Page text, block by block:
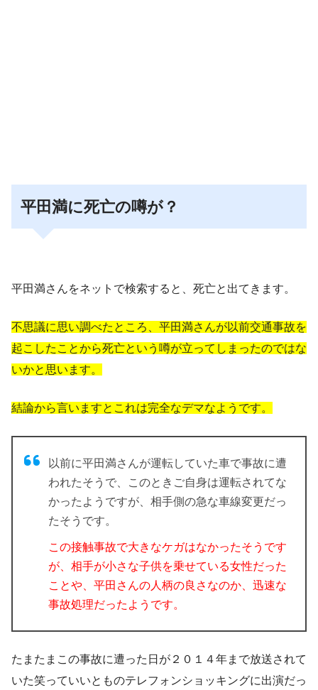
平田満に死亡の噂が？
平田満さんをネットで検索すると、死亡と出てきます。
不思議に思い調べたところ、平田満さんが以前交通事故を
起こしたことから死亡という噂が立ってしまったのではな
いかと思います。
結論から言いますとこれは完全なデマなようです。
以前に平田満さんが運転していた車で事故に遭
われたそうで、このときご自身は運転されてな
かったようですが、相手側の急な車線変更だっ
たそうです。
この接触事故で大きなケガはなかったそうです
が、相手が小さな子供を乗せている女性だった
ことや、平田さんの人柄の良さなのか、迅速な
事故処理だったようです。
たまたまこの事故に遭った日が２０１４年まで放送されて
いた笑っていいとものテレフォンショッキングに出演だっ